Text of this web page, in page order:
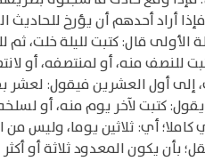
أراد أحدهم أن يؤرخ
قال: كتبت لليلة خلت، ثم
للنصف منه، أو لمنتصفه، أو
أول العشرين فيقول: لعشر
كتبت لآخر يوم منه، أو
كاملا؛ أي: ثلاثين يوما،
يكون المعدود ثلاثة أو أكثر